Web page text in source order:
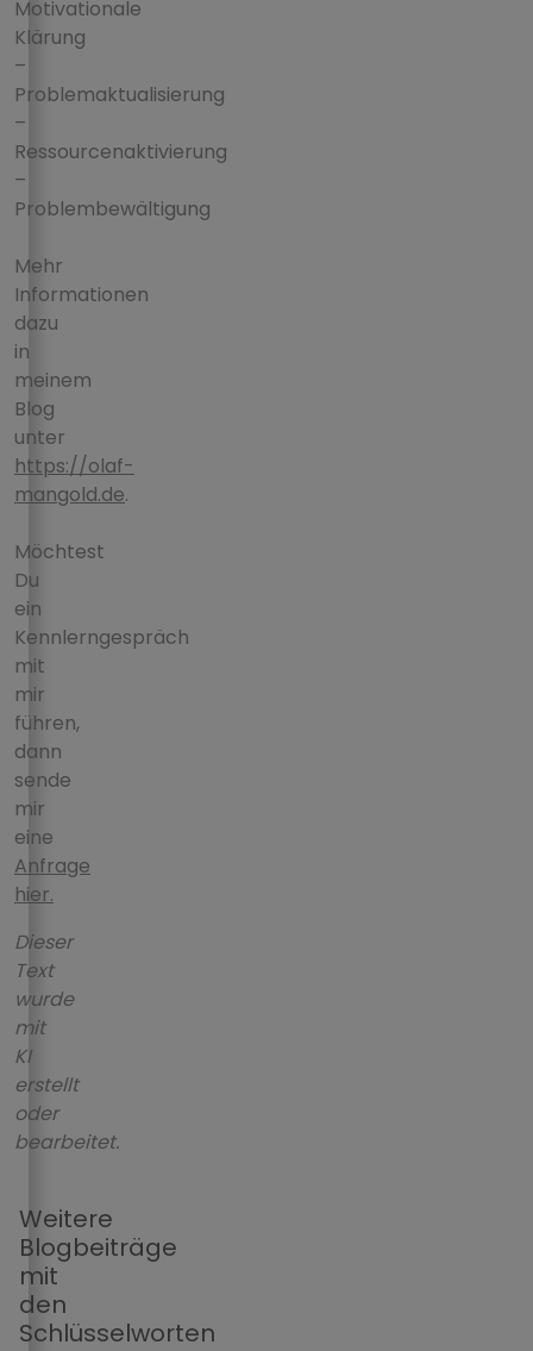
Motivationale
Klärung
–
Problemaktualisierung
–
Ressourcenaktivierung
–
Problembewältigung
Mehr
Informationen
dazu
in
meinem
Blog
unter
https://olaf-
mangold.de.
Möchtest
Du
ein
Kennlerngespräch
mit
mir
führen,
dann
sende
mir
eine
Anfrage
hier.
Dieser
Text
wurde
mit
KI
erstellt
oder
bearbeitet.
Weitere
Blogbeiträge
mit
den
Schlüsselworten